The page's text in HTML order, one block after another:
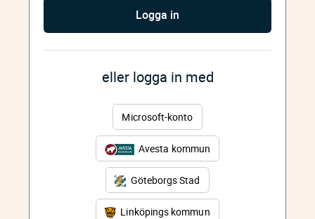
Logga in
eller logga in med
Microsoft-konto
Avesta kommun
Göteborgs Stad
Linköpings kommun